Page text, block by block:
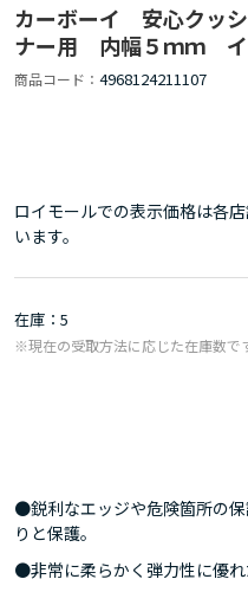
カーボーイ 安心クッ
ナー用 内幅５ｍｍ イ
商品コード 4968124211107
ロイモールでの表示価格は各
います。
在庫 5
※現在の受取方法に応じた在庫数で
●鋭利なエッジや危険箇所の
りと保護。
●非常に柔らかく弾力性に優れ